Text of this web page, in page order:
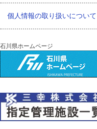
個人情報の取り扱いについて
石川県ホームページ